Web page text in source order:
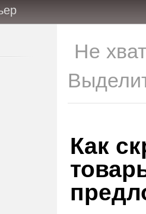
Не
Как